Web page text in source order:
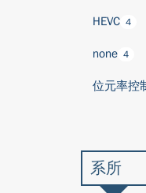
HEVC 4
none 4
位元率控
系所